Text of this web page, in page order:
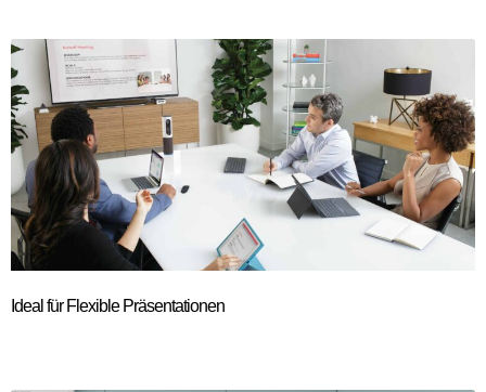
Ideal für Flexible Präsentationen